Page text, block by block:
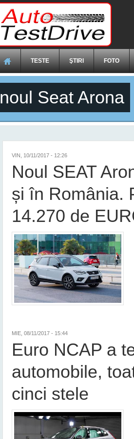
TESTE ŞTIRI FOTO
noul Seat Arona
VIN, 10/11/2017 - 12:26
Noul SEAT
și în România.
14.270 de
MIE, 08/11/2017 - 15:44
Euro NCAP a
automobile,
cinci stele